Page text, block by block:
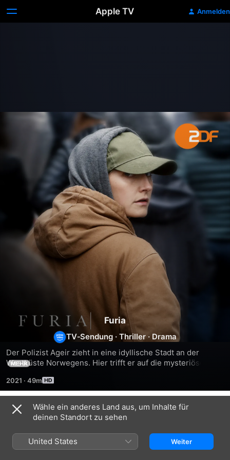
Apple TV Anmelden
Furia
TV‑Sendung · Thriller · Drama
Der Polizist Ageir zieht in eine idyllische Stadt an der
Westküste Norwegens. Hier trifft er auf die mysteriöse
rechtsradikaler Netzwerke hineingezogen, die ganz Europa
bedrohen.
MEHR
2021 · 49m
Staffel 1
Wähle ein anderes Land aus, um Inhalte für
deinen Standort zu sehen
United States Weiter